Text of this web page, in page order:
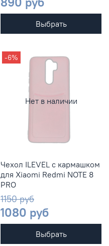
Выбрать
Нет в наличии
-6%
Чехол ILEVEL с кармашком
для Xiaomi Redmi NOTE 8
PRO
1150 руб
1080 руб
Выбрать